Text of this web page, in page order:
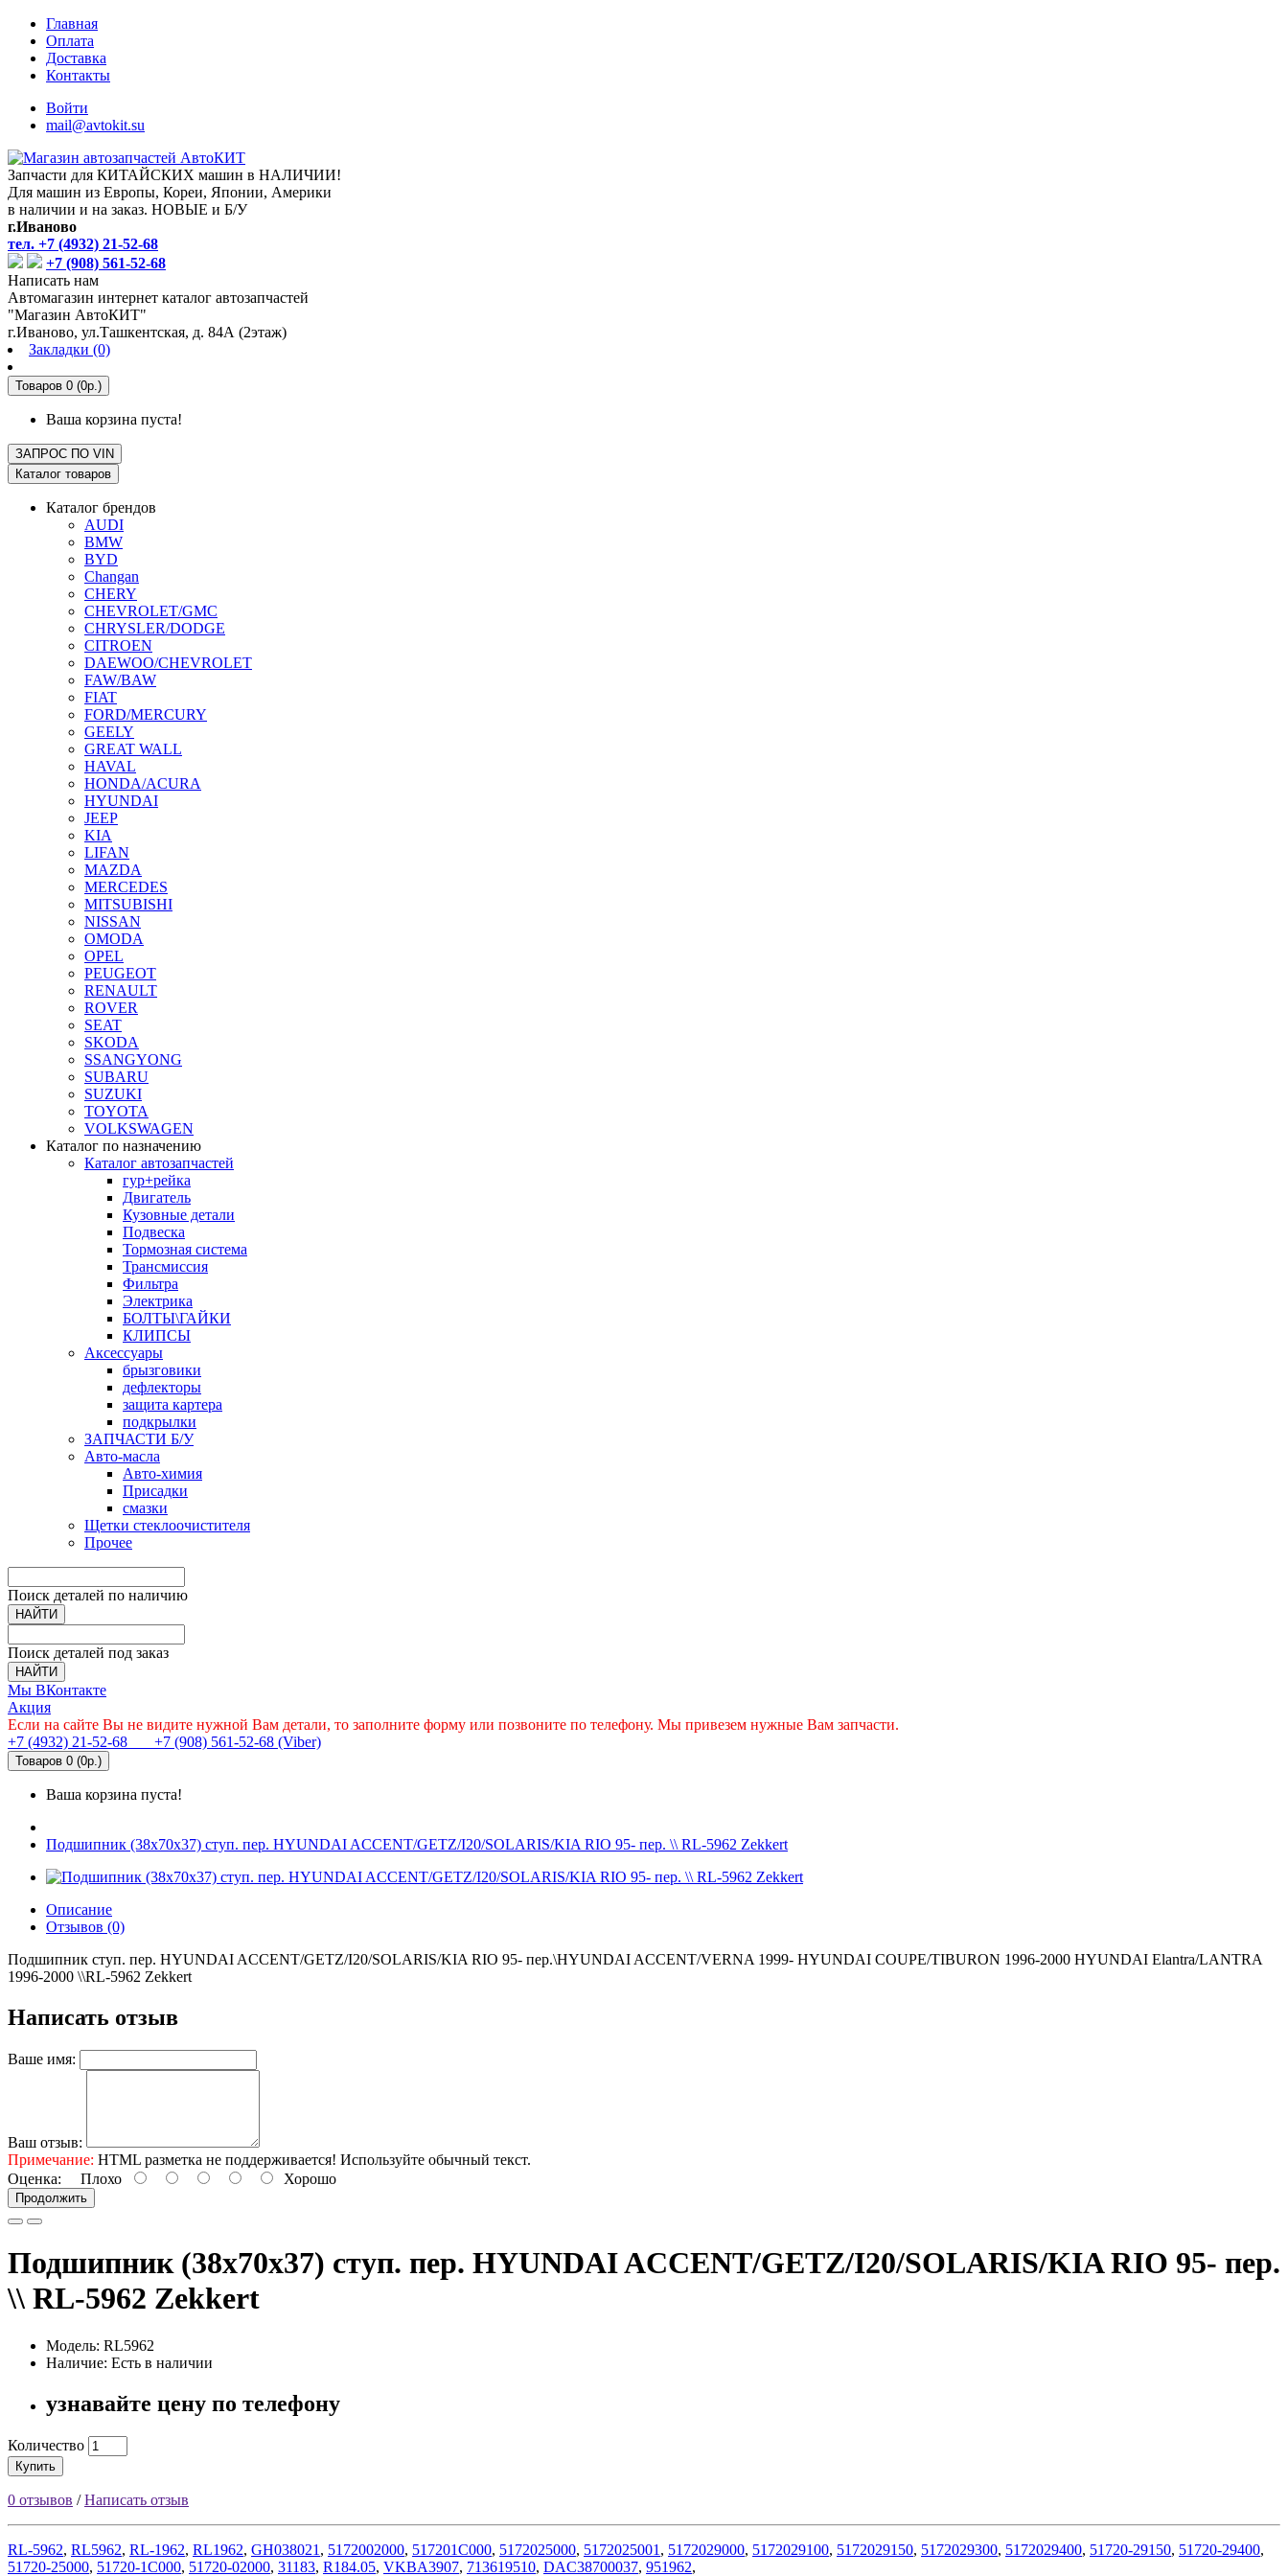
Главная
Оплата
Доставка
Контакты
Войти
mail@avtokit.su
Запчасти для КИТАЙСКИХ машин в НАЛИЧИИ!
Для машин из Европы, Кореи, Японии, Америки
в наличии и на заказ. НОВЫЕ и Б/У
г.Иваново
тел. +7 (4932) 21-52-68
+7 (908) 561-52-68
Написать нам
Автомагазин интернет каталог автозапчастей
"Магазин АвтоКИТ"
г.Иваново, ул.Ташкентская, д. 84А (2этаж)
Закладки (0)
Товаров 0 (0р.)
Ваша корзина пуста!
ЗАПРОС ПО VIN
Каталог товаров
Каталог брендов
AUDI
BMW
BYD
Changan
CHERY
CHEVROLET/GMC
CHRYSLER/DODGE
CITROEN
DAEWOO/CHEVROLET
FAW/BAW
FIAT
FORD/MERCURY
GEELY
GREAT WALL
HAVAL
HONDA/ACURA
HYUNDAI
JEEP
KIA
LIFAN
MAZDA
MERCEDES
MITSUBISHI
NISSAN
OMODA
OPEL
PEUGEOT
RENAULT
ROVER
SEAT
SKODA
SSANGYONG
SUBARU
SUZUKI
TOYOTA
VOLKSWAGEN
Каталог по назначению
Каталог автозапчастей
гур+рейка
Двигатель
Кузовные детали
Подвеска
Тормозная система
Трансмиссия
Фильтра
Электрика
БОЛТЫ\ГАЙКИ
КЛИПСЫ
Аксессуары
брызговики
дефлекторы
защита картера
подкрылки
ЗАПЧАСТИ Б/У
Авто-масла
Авто-химия
Присадки
смазки
Щетки стеклоочистителя
Прочее
Поиск деталей по наличию
НАЙТИ
Поиск деталей под заказ
НАЙТИ
Мы ВКонтакте
Акция
Если на сайте Вы не видите нужной Вам детали, то заполните форму или позвоните по телефону. Мы привезем нужные Вам запчасти.
+7 (4932) 21-52-68
+7 (908) 561-52-68 (Viber)
Товаров 0 (0р.)
Ваша корзина пуста!
Подшипник (38x70x37) ступ. пер. HYUNDAI ACCENT/GETZ/I20/SOLARIS/KIA RIO 95- пер. \\ RL-5962 Zekkert
Описание
Отзывов (0)
Подшипник ступ. пер. HYUNDAI ACCENT/GETZ/I20/SOLARIS/KIA RIO 95- пер.\HYUNDAI ACCENT/VERNA 1999- HYUNDAI COUPE/TIBURON 1996-2000 HYUNDAI Elantra/LANTRA
1996-2000 \\RL-5962 Zekkert
Написать отзыв
Ваше имя:
Ваш отзыв:
Примечание: HTML разметка не поддерживается! Используйте обычный текст.
Оценка: Плохо Хорошо
Продолжить
Подшипник (38x70x37) ступ. пер. HYUNDAI ACCENT/GETZ/I20/SOLARIS/KIA RIO 95- пер.
\\ RL-5962 Zekkert
Модель: RL5962
Наличие: Есть в наличии
узнавайте цену по телефону
Количество
Купить
0 отзывов /Написать отзыв
RL-5962, RL5962, RL-1962, RL1962, GH038021 , 5172002000, 517201C000, 5172025000, 5172025001 , 5172029000, 5172029100, 5172029150, 5172029300, 5172029400, 51720-29150, 51720-29400,
51720-25000, 51720-1C000, 51720-02000, 31183, R184.05, VKBA3907, 713619510, DAC38700037, 951962,